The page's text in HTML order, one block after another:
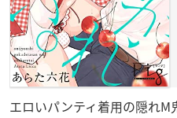
エロいパンティ着用の隠れ